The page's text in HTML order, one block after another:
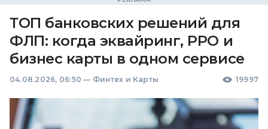
ТОП банковских решений для
ФЛП: когда эквайринг, РРО и
бизнес карты в одном сервисе
04.08.2026, 06:50 — Финтех и Карты 19997